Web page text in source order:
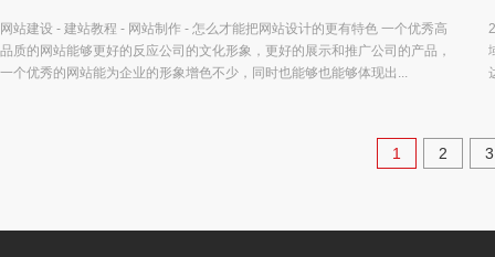
网站建设 - 建站教程 - 网站制作 - 怎么才能把网站设计的更有特色 一个优秀高
品质的网站能够更好的反应公司的文化形象，更好的展示和推广公司的产品，
一个优秀的网站能为企业的形象增色不少，同时也能够也能够体现出...
1 2 3